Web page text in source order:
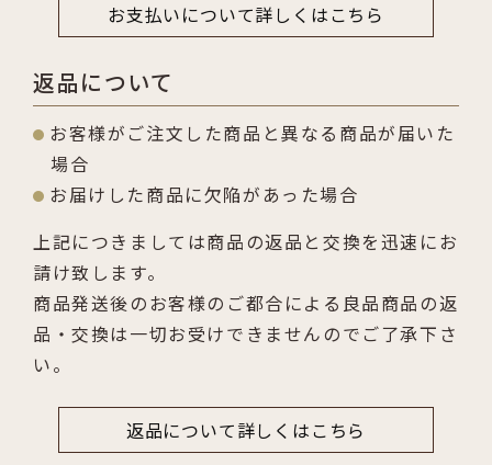
お支払いについて詳しくはこちら
返品について
お客様がご注文した商品と異なる商品が届いた
場合
お届けした商品に欠陥があった場合
上記につきましては商品の返品と交換を迅速にお
請け致します。
商品発送後のお客様のご都合による良品商品の返
品・交換は一切お受けできませんのでご了承下さ
い。
返品について詳しくはこちら